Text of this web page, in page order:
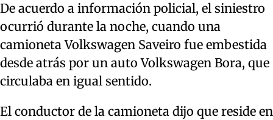
De acuerdo a información policial, el siniestro
ocurrió durante la noche, cuando una
camioneta Volkswagen Saveiro fue embestida
desde atrás por un auto Volkswagen Bora, que
circulaba en igual sentido.
El conductor de la camioneta dijo que reside en